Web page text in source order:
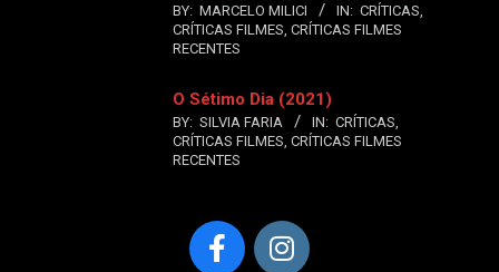
BY: MARCELO MILICI IN: CRÍTICAS
CRÍTICAS FILMES CRÍTICAS FILMES
RECENTES
O Sétimo Dia (2021)
BY: SILVIA FARIA IN: CRÍTICAS
CRÍTICAS FILMES CRÍTICAS FILMES
RECENTES